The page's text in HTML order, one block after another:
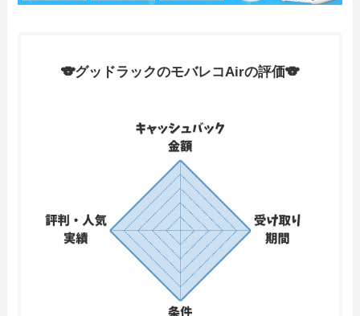
🐨グッドラックのモバレコAirの評価🐨